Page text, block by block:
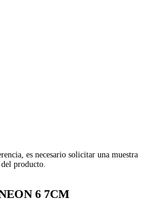
es necesario solicitar una muestra
producto.
6 7CM